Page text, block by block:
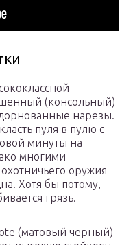
(консольный)
нарезы.
пуля в пулю с
минуты на
многими
оружия
Хотя бы потому,
грязь.
(матовый черный)